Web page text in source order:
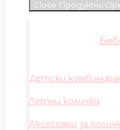
Close Продукти
Детски
Летни колички
Аксесоари за